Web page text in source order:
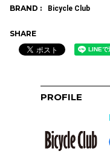
BRAND : Bicycle Club
SHARE
PROFILE